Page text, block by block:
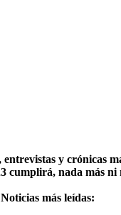
y crónicas
cumplirá, nada más ni
Noticias más leídas: